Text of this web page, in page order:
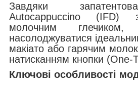
Завдяки
Autocappuccino (IFD)
молочним
насолоджуватися
макіато або гарячим
натисканням кнопки (One-
Ключові особливості